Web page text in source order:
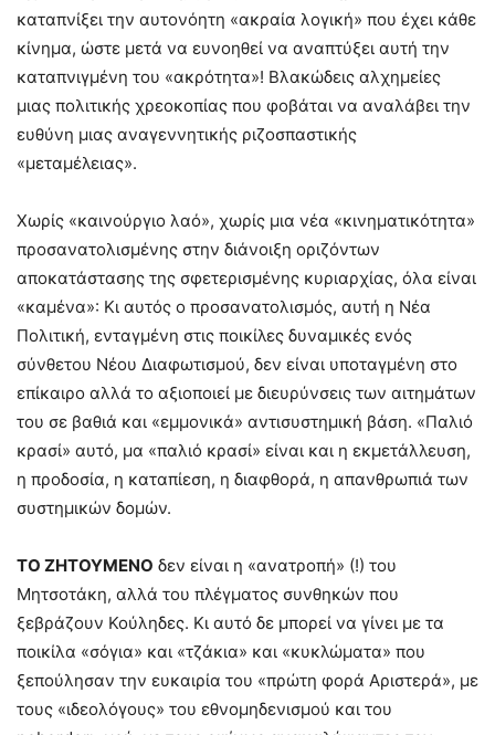
καταπνίξει την αυτονόητη «ακραία λογική» που έχει κάθε
κίνημα, ώστε μετά να ευνοηθεί να αναπτύξει αυτή την
καταπνιγμένη του «ακρότητα»! Βλακώδεις αλχημείες
μιας πολιτικής χρεοκοπίας που φοβάται να αναλάβει την
ευθύνη μιας αναγεννητικής ριζοσπαστικής
«μεταμέλειας».
Χωρίς «καινούργιο λαό», χωρίς μια νέα «κινηματικότητα»
προσανατολισμένης στην διάνοιξη οριζόντων
αποκατάστασης της σφετερισμένης κυριαρχίας, όλα είναι
«καμένα»: Κι αυτός ο προσανατολισμός, αυτή η Νέα
Πολιτική, ενταγμένη στις ποικίλες δυναμικές ενός
σύνθετου Νέου Διαφωτισμού, δεν είναι υποταγμένη στο
επίκαιρο αλλά το αξιοποιεί με διευρύνσεις των αιτημάτων
του σε βαθιά και «εμμονικά» αντισυστημική βάση. «Παλιό
κρασί» αυτό, μα «παλιό κρασί» είναι και η εκμετάλλευση,
η προδοσία, η καταπίεση, η διαφθορά, η απανθρωπιά των
συστημικών δομών.
ΤΟ ΖΗΤΟΥΜΕΝΟ δεν είναι η «ανατροπή» (!) του
Μητσοτάκη, αλλά του πλέγματος συνθηκών που
ξεβράζουν Κούληδες. Κι αυτό δε μπορεί να γίνει με τα
ποικίλα «σόγια» και «τζάκια» και «κυκλώματα» που
ξεπούλησαν την ευκαιρία του «πρώτη φορά Αριστερά», με
τους «ιδεολόγους» του εθνομηδενισμού και του